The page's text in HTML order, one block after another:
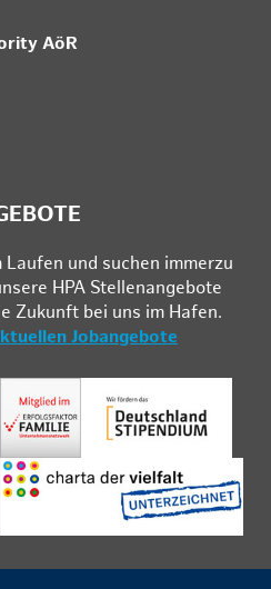
AöR
und su­chen im­mer­zu
HPA Stel­len­an­ge­bo­te
Zu­kunft bei uns im Ha­fen.
Jobangebote